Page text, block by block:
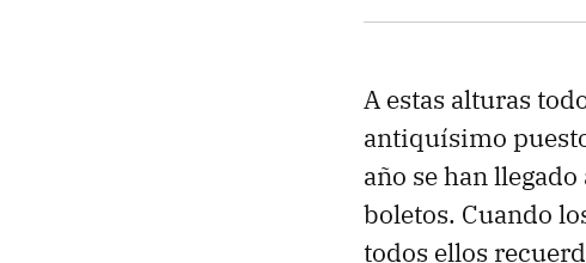
A estas alturas
antiquísimo
año se han
boletos. Cuando
todos ellos